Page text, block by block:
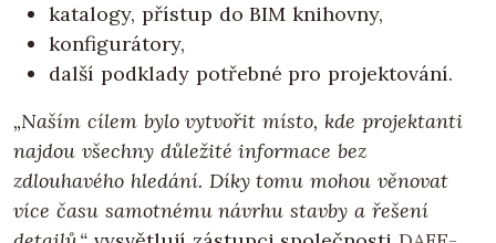
katalogy, přístup do BIM knihovny,
konfigurátory,
další podklady potřebné pro projektování.
„Naším cílem bylo vytvořit místo, kde projektanti
najdou všechny důležité informace bez
zdlouhavého hledání. Díky tomu mohou věnovat
více času samotnému návrhu stavby a řešení